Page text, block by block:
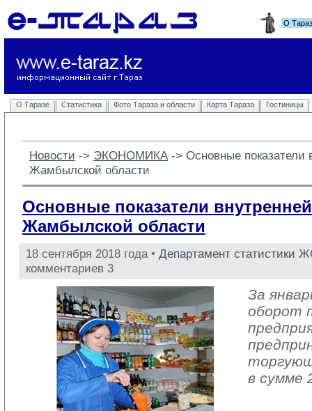
О
О Таразе Статистика Фото Тараза и области Карта Тараза Гостиницы
Новости -> ЭКОНОМИКА -> Основные показатели
Жамбылской области
Основные показатели
Жамбылской области
18 сентября 2018 года • Департамент статистики
комментариев 3
За
оборот
в сумме